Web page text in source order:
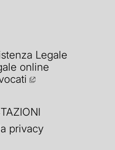
Legale
online
privacy